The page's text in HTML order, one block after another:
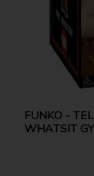
FUNKO -
WHATSIT